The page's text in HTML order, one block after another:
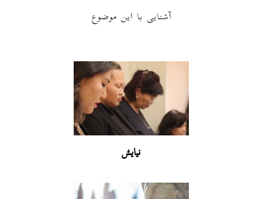
آشنایی با این موضوع
نیایش